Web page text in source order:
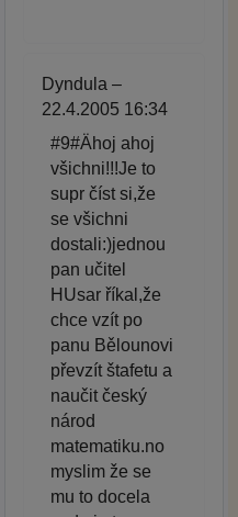
Dyndula –
22.4.2005 16:34
#9#Ähoj ahoj
všichni!!!Je to
supr číst si,že
se všichni
dostali:)jednou
pan učitel
HUsar říkal,že
chce vzít po
panu Bělounovi
převzít štafetu a
naučit český
národ
matematiku.no
myslim že se
mu to docela